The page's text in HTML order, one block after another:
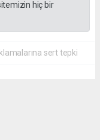
hiç bir
sert tepki